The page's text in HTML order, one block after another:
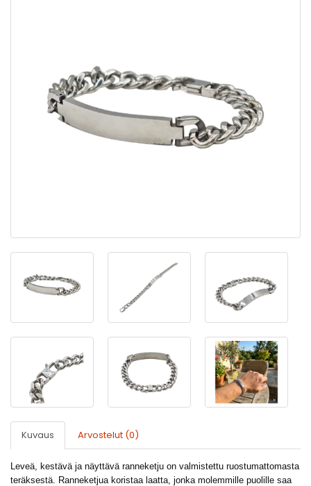
Kuvaus Arvostelut (0)
Leveä, kestävä ja näyttävä ranneketju on valmistettu ruostumattomasta
teräksestä. Ranneketjua koristaa laatta, jonka molemmille puolille saa